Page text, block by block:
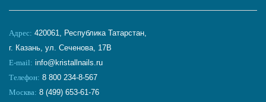
Адрес: 420061, Республика Татарстан,
г. Казань, ул. Сеченова, 17В
E-mail: info@kristallnails.ru
Телефон: 8 800 234-8-567
Москва: 8 (499) 653-61-76